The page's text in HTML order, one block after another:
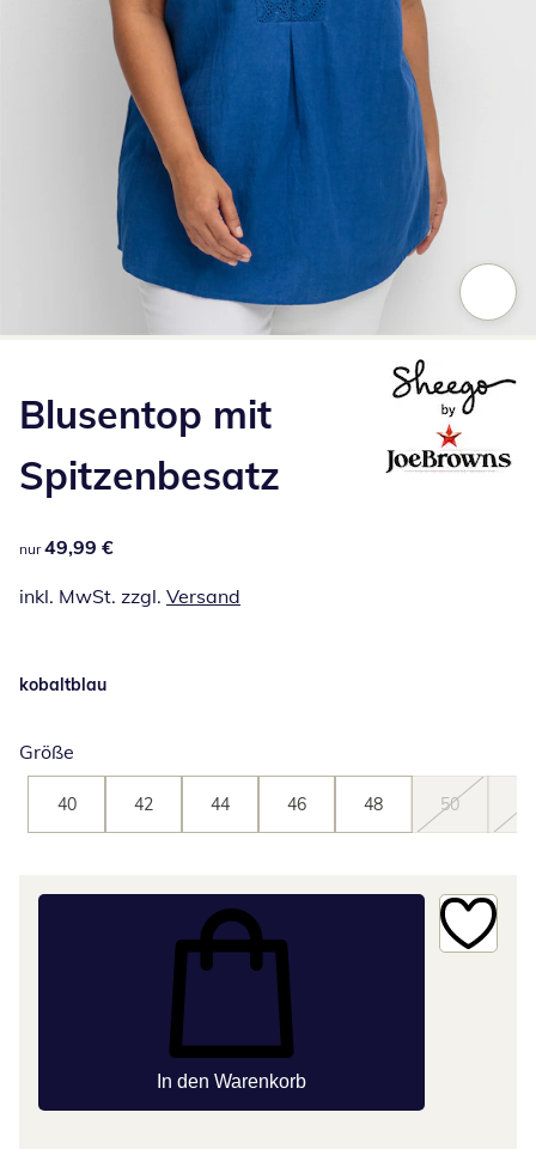
Blusentop mit
Spitzenbesatz
49,99 €
nur 49,99 €
inkl. MwSt. zzgl. Versand
kobaltblau
Größe
40 42 44 46 48 50
In den Warenkorb